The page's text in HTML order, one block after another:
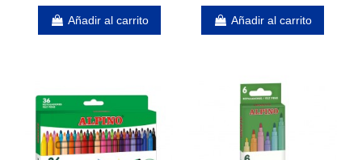
Añadir al carrito Añadir al carrito